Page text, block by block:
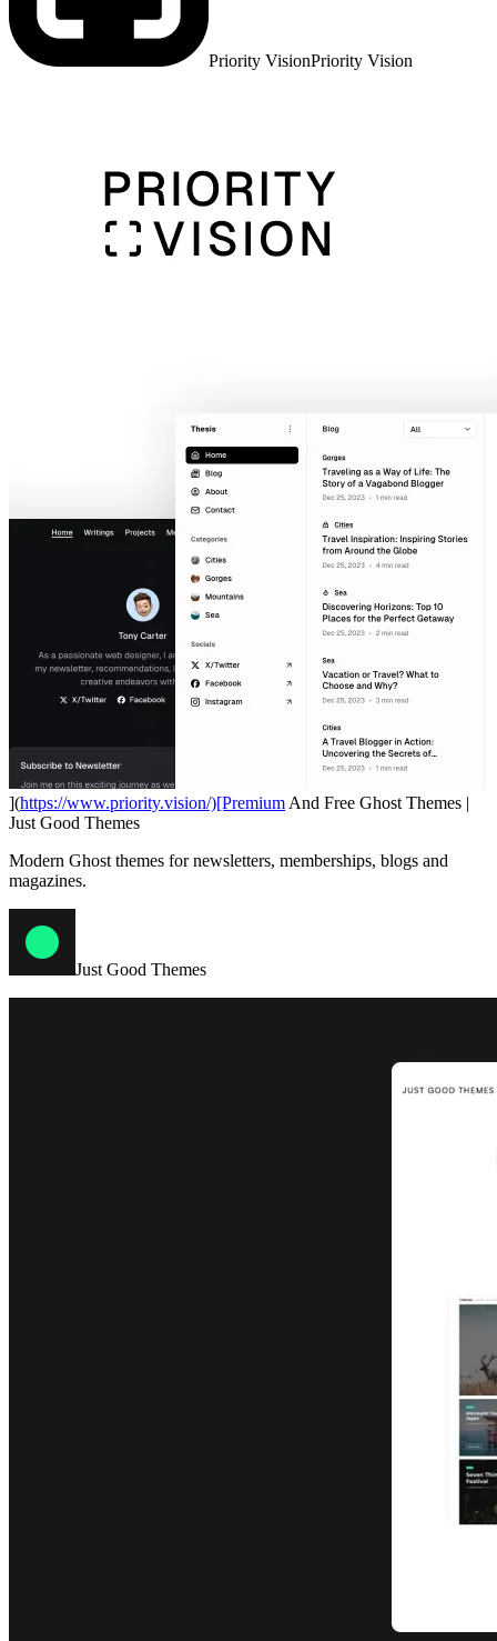
Priority VisionPriority Vision
](https://www.priority.vision/)[Premium And Free Ghost Themes |
Just Good Themes
Modern Ghost themes for newsletters, memberships, blogs and
magazines.
Just Good Themes